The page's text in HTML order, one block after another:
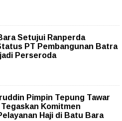
Setujui Ranperda
PT Pembangunan Batra
Perseroda
Pimpin Tepung Tawar
Tegaskan Komitmen
Haji di Batu Bara